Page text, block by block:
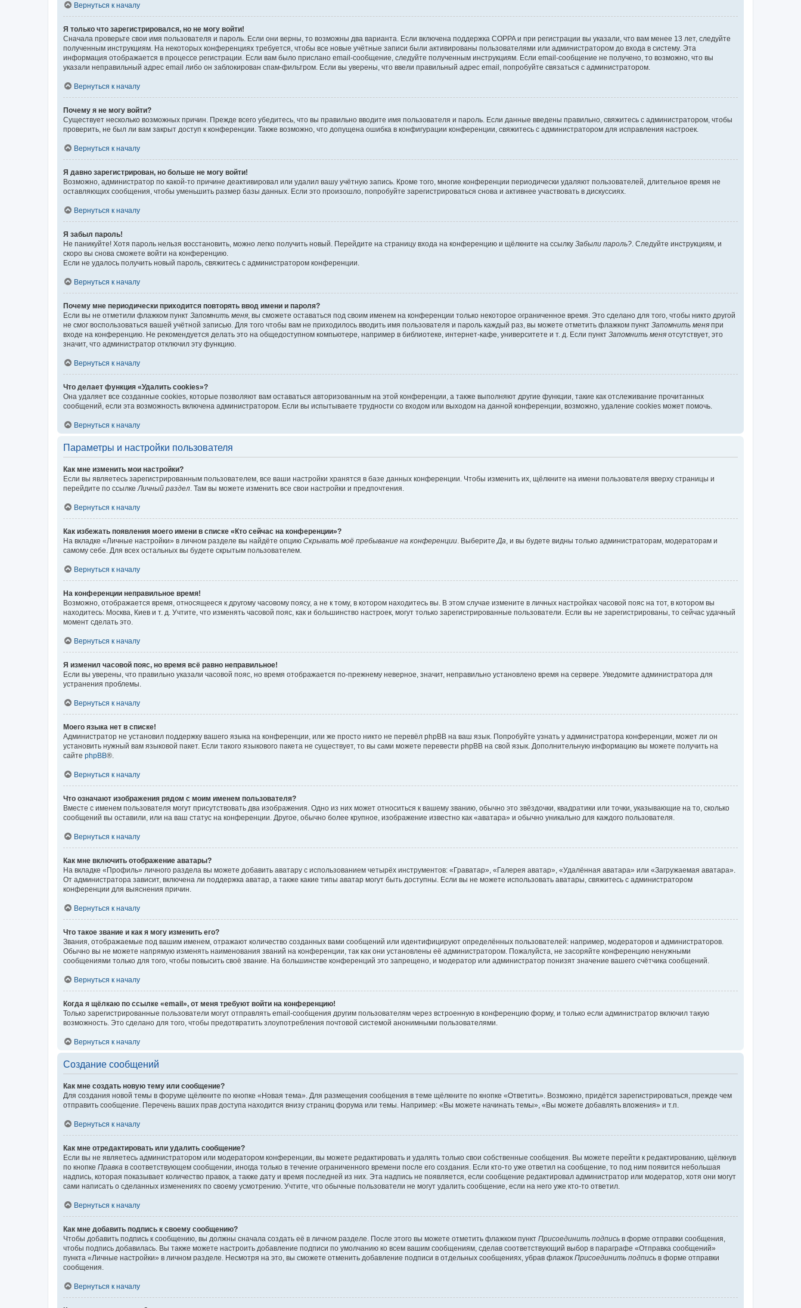
Вернуться к началу
Я только что зарегистрировался, но не могу войти!
Сначала проверьте свои имя пользователя и пароль. Если они верны, то возможны два варианта. Если включена поддержка COPPA и при регистрации вы указали, что вам менее 13 лет, следуйте
полученным инструкциям. На некоторых конференциях требуется, чтобы все новые учётные записи были активированы пользователями или администратором до входа в систему. Эта
информация отображается в процессе регистрации. Если вам было прислано email-сообщение, следуйте полученным инструкциям. Если email-сообщение не получено, то возможно, что вы
указали неправильный адрес email либо он заблокирован спам-фильтром. Если вы уверены, что ввели правильный адрес email, попробуйте связаться с администратором.
Вернуться к началу
Почему я не могу войти?
Существует несколько возможных причин. Прежде всего убедитесь, что вы правильно вводите имя пользователя и пароль. Если данные введены правильно, свяжитесь с администратором, чтобы
проверить, не был ли вам закрыт доступ к конференции. Также возможно, что допущена ошибка в конфигурации конференции, свяжитесь с администратором для исправления настроек.
Вернуться к началу
Я давно зарегистрирован, но больше не могу войти!
Возможно, администратор по какой-то причине деактивировал или удалил вашу учётную запись. Кроме того, многие конференции периодически удаляют пользователей, длительное время не
оставляющих сообщения, чтобы уменьшить размер базы данных. Если это произошло, попробуйте зарегистрироваться снова и активнее участвовать в дискуссиях.
Вернуться к началу
Я забыл пароль!
Не паникуйте! Хотя пароль нельзя восстановить, можно легко получить новый. Перейдите на страницу входа на конференцию и щёлкните на ссылку Забыли пароль? . Следуйте инструкциям, и
скоро вы снова сможете войти на конференцию.
Если не удалось получить новый пароль, свяжитесь с администратором конференции.
Вернуться к началу
Почему мне периодически приходится повторять ввод имени и пароля?
Если вы не отметили флажком пункт Запомнить меня , вы сможете оставаться под своим именем на конференции только некоторое ограниченное время. Это сделано для того, чтобы никто другой
не смог воспользоваться вашей учётной записью. Для того чтобы вам не приходилось вводить имя пользователя и пароль каждый раз, вы можете отметить флажком пункт Запомнить меня при
входе на конференцию. Не рекомендуется делать это на общедоступном компьютере, например в библиотеке, интернет-кафе, университете и т. д. Если пункт Запомнить меня отсутствует, это
значит, что администратор отключил эту функцию.
Вернуться к началу
Что делает функция «Удалить cookies»?
Она удаляет все созданные cookies, которые позволяют вам оставаться авторизованным на этой конференции, а также выполняют другие функции, такие как отслеживание прочитанных
сообщений, если эта возможность включена администратором. Если вы испытываете трудности со входом или выходом на данной конференции, возможно, удаление cookies может помочь.
Вернуться к началу
Параметры и настройки пользователя
Как мне изменить мои настройки?
Если вы являетесь зарегистрированным пользователем, все ваши настройки хранятся в базе данных конференции. Чтобы изменить их, щёлкните на имени пользователя вверху страницы и
перейдите по ссылке Личный раздел . Там вы можете изменить все свои настройки и предпочтения.
Вернуться к началу
Как избежать появления моего имени в списке «Кто сейчас на конференции»?
На вкладке «Личные настройки» в личном разделе вы найдёте опцию Скрывать моё пребывание на конференции . Выберите Да , и вы будете видны только администраторам, модераторам и
самому себе. Для всех остальных вы будете скрытым пользователем.
Вернуться к началу
На конференции неправильное время!
Возможно, отображается время, относящееся к другому часовому поясу, а не к тому, в котором находитесь вы. В этом случае измените в личных настройках часовой пояс на тот, в котором вы
находитесь: Москва, Киев и т. д. Учтите, что изменять часовой пояс, как и большинство настроек, могут только зарегистрированные пользователи. Если вы не зарегистрированы, то сейчас удачный
момент сделать это.
Вернуться к началу
Я изменил часовой пояс, но время всё равно неправильное!
Если вы уверены, что правильно указали часовой пояс, но время отображается по-прежнему неверное, значит, неправильно установлено время на сервере. Уведомите администратора для
устранения проблемы.
Вернуться к началу
Моего языка нет в списке!
Администратор не установил поддержку вашего языка на конференции, или же просто никто не перевёл phpBB на ваш язык. Попробуйте узнать у администратора конференции, может ли он
установить нужный вам языковой пакет. Если такого языкового пакета не существует, то вы сами можете перевести phpBB на свой язык. Дополнительную информацию вы можете получить на
сайте phpBB®.
Вернуться к началу
Что означают изображения рядом с моим именем пользователя?
Вместе с именем пользователя могут присутствовать два изображения. Одно из них может относиться к вашему званию, обычно это звёздочки, квадратики или точки, указывающие на то, сколько
сообщений вы оставили, или на ваш статус на конференции. Другое, обычно более крупное, изображение известно как «аватара» и обычно уникально для каждого пользователя.
Вернуться к началу
Как мне включить отображение аватары?
На вкладке «Профиль» личного раздела вы можете добавить аватару с использованием четырёх инструментов: «Граватар», «Галерея аватар», «Удалённая аватара» или «Загружаемая аватара».
От администратора зависит, включена ли поддержка аватар, а также какие типы аватар могут быть доступны. Если вы не можете использовать аватары, свяжитесь с администратором
конференции для выяснения причин.
Вернуться к началу
Что такое звание и как я могу изменить его?
Звания, отображаемые под вашим именем, отражают количество созданных вами сообщений или идентифицируют определённых пользователей: например, модераторов и администраторов.
Обычно вы не можете напрямую изменять наименования званий на конференции, так как они установлены её администратором. Пожалуйста, не засоряйте конференцию ненужными
сообщениями только для того, чтобы повысить своё звание. На большинстве конференций это запрещено, и модератор или администратор понизят значение вашего счётчика сообщений.
Вернуться к началу
Когда я щёлкаю по ссылке «email», от меня требуют войти на конференцию!
Только зарегистрированные пользователи могут отправлять email-сообщения другим пользователям через встроенную в конференцию форму, и только если администратор включил такую
возможность. Это сделано для того, чтобы предотвратить злоупотребления почтовой системой анонимными пользователями.
Вернуться к началу
Создание сообщений
Как мне создать новую тему или сообщение?
Для создания новой темы в форуме щёлкните по кнопке «Новая тема». Для размещения сообщения в теме щёлкните по кнопке «Ответить». Возможно, придётся зарегистрироваться, прежде чем
отправить сообщение. Перечень ваших прав доступа находится внизу страниц форума или темы. Например: «Вы можете начинать темы», «Вы можете добавлять вложения» и т.п.
Вернуться к началу
Как мне отредактировать или удалить сообщение?
Если вы не являетесь администратором или модератором конференции, вы можете редактировать и удалять только свои собственные сообщения. Вы можете перейти к редактированию, щёлкнув
по кнопке Правка в соответствующем сообщении, иногда только в течение ограниченного времени после его создания. Если кто-то уже ответил на сообщение, то под ним появится небольшая
надпись, которая показывает количество правок, а также дату и время последней из них. Эта надпись не появляется, если сообщение редактировал администратор или модератор, хотя они могут
сами написать о сделанных изменениях по своему усмотрению. Учтите, что обычные пользователи не могут удалить сообщение, если на него уже кто-то ответил.
Вернуться к началу
Как мне добавить подпись к своему сообщению?
Чтобы добавить подпись к сообщению, вы должны сначала создать её в личном разделе. После этого вы можете отметить флажком пункт Присоединить подпись в форме отправки сообщения,
чтобы подпись добавилась. Вы также можете настроить добавление подписи по умолчанию ко всем вашим сообщениям, сделав соответствующий выбор в параграфе «Отправка сообщений»
пункта «Личные настройки» в личном разделе. Несмотря на это, вы сможете отменить добавление подписи в отдельных сообщениях, убрав флажок Присоединить подпись в форме отправки
сообщения.
Вернуться к началу